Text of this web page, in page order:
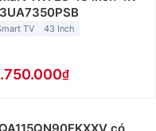
TV 43 Inch